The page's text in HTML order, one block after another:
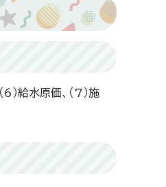
）給水原価、（7）施